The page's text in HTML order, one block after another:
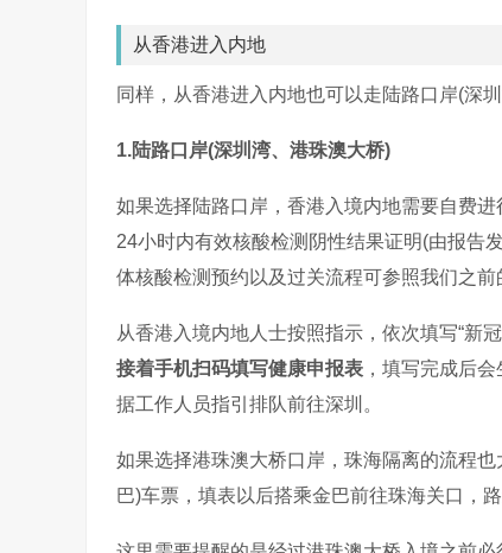
从香港进入内地
同样，从香港进入内地也可以走陆路口岸(深
1.陆路口岸(深圳湾、港珠澳大桥)
如果选择陆路口岸，香港入境内地需要自费
24小时内有效核酸检测阴性结果证明(由报告
体核酸检测预约以及过关流程可参照我们之
从香港入境内地人士按照指示，依次填写“新
接着手机扫码填写健康申报表 ，填写完成后
据工作人员指引排队前往深圳。
如果选择港珠澳大桥口岸，珠海隔离的流程
巴)车票，填表以后搭乘金巴前往珠海关口，路